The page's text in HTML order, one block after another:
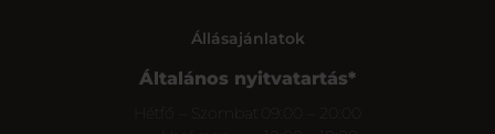
Állásajánlatok
Általános nyitvatartás*